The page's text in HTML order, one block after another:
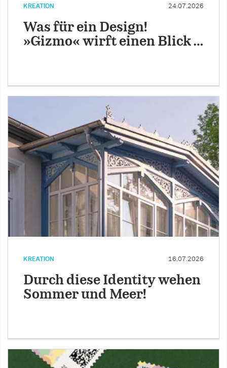
KREATION 24.07.2026
Was für ein Design!
»Gizmo« wirft einen Blick …
KREATION 16.07.2026
Durch diese Identity wehen
Sommer und Meer!